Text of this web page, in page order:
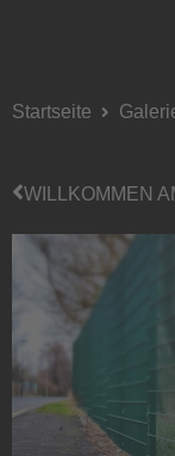
Startseite